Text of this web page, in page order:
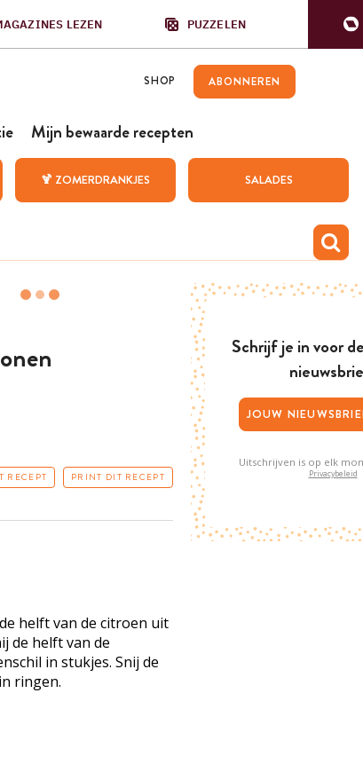
LEZEN PUZZELEN
SHOP ABONNEREN
Mijn bewaarde recepten
🍹 ZOMERDRANKJES SALADES
RECEPT PRINT DIT RECEPT
helft van de citroen uit
de helft van de
in stukjes. Snij de
ringen.
Schrijf je in voor
Uitschrijven is op elk
Privacybeleid